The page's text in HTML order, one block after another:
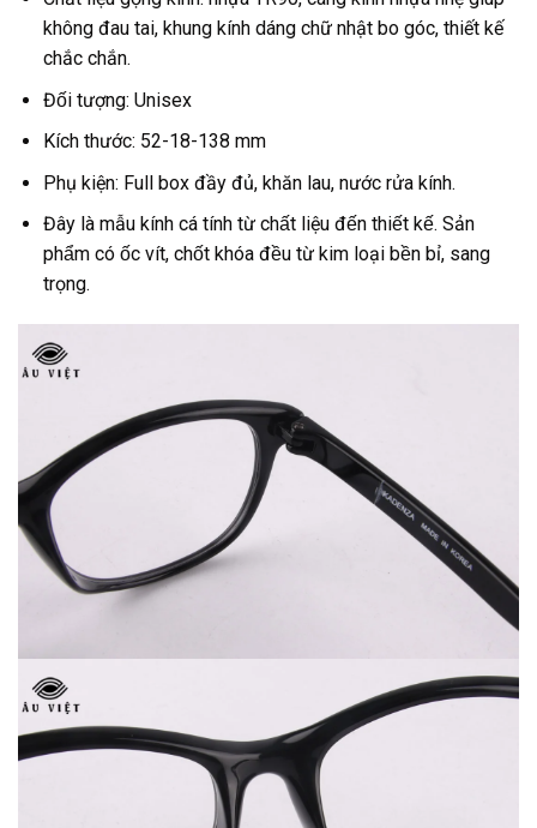
không đau tai, khung kính dáng chữ nhật bo góc, thiết kế
chắc chắn.
Đối tượng: Unisex
Kích thước: 52-18-138 mm
Phụ kiện: Full box đầy đủ, khăn lau, nước rửa kính.
Đây là mẫu kính cá tính từ chất liệu đến thiết kế. Sản
phẩm có ốc vít, chốt khóa đều từ kim loại bền bỉ, sang
trọng.